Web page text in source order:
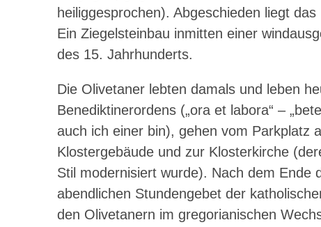
heiliggesprochen). Abgeschieden liegt
Ein Ziegelsteinbau inmitten einer
des 15. Jahrhunderts.
Die Olivetaner lebten damals und leben
Benediktinerordens („ora et labora“ –
auch ich einer bin), gehen vom Parkplatz
Klostergebäude und zur Klosterkirche
Stil modernisiert wurde). Nach dem Ende
abendlichen Stundengebet der
den Olivetanern im gregorianischen